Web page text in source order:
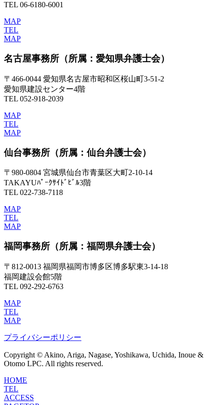
TEL 06-6180-6001
MAP
TEL
MAP
名古屋事務所 （所属：愛知県弁護士会）
〒466-0044 愛知県名古屋市昭和区桜山町3-51-2
愛知県建設センター4階
TEL 052-918-2039
MAP
TEL
MAP
仙台事務所 （所属：仙台弁護士会）
〒980-0804 宮城県仙台市青葉区大町2-10-14
TAKAYUﾊﾟｰｸｻｲﾄﾞﾋﾞﾙ3階
TEL 022-738-7118
MAP
TEL
MAP
福岡事務所 （所属：福岡県弁護士会）
〒812-0013 福岡県福岡市博多区博多駅東3-14-18
福岡建設会館5階
TEL 092-292-6763
MAP
TEL
MAP
プライバシーポリシー
Copyright © Akino, Ariga, Nagase, Yoshikawa, Uchida, Inoue &
Otomo LPC. All rights reserved.
HOME
TEL
ACCESS